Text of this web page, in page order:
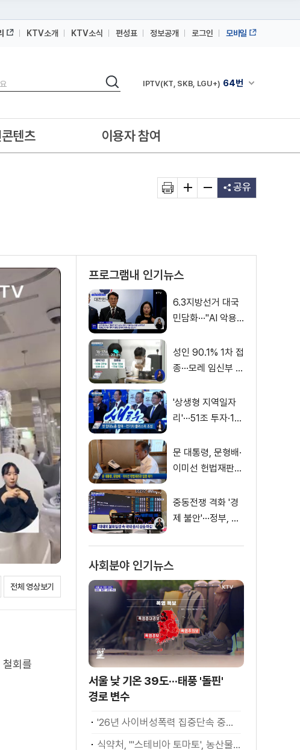
KTV소개 KTV소식 편성표 정보공개 로그인 모바일
검색 채널안내 펼쳐
IPTV(KT, SKB, LGU+) 64번
IPTV(KT, SKB, LGU+)
텐츠 이용자 참여
공유
전체 영상보기
회를
프로그램내 인기뉴스
6.3지방선거 대국
민담화···"AI 악용
성인 90.1% 1차 접
종···모레 임신부 사
'상생형 지역일자
리'···51조 투자·13
문 대통령, 문형배·
이미선 헌법재판관
중동전쟁 격화 '경
제 불안'···정부, 금
소화
사회분야 인기뉴스
서울 낮 기온 39도···태풍 '돌핀'
경로 변수
'26년 사이버성폭력 집중단속 중간성과 발표···향후 추진계획은?
식약처, "'스테비아 토마토', 농산물 아닌 가공식품"